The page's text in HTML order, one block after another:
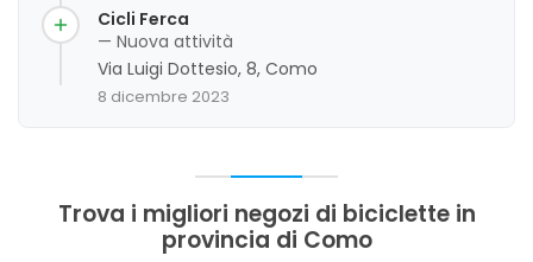
dei clienti è molto positiva, evidenziando un alto
livello di competenza e attenzione al cliente, con
alcune segnalazioni di miglioramento nelle
tempistiche di riparazione in periodi di alta
Complimenti.
Cicli Ferca
— Nuova attività
Via Luigi Dottesio, 8, Como
8 dicembre 2023
Trova i migliori negozi di biciclette in
provincia di Como